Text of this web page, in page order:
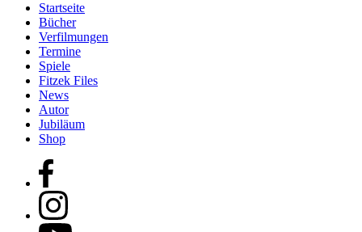
Startseite
Bücher
Verfilmungen
Termine
Spiele
Fitzek Files
News
Autor
Jubiläum
Shop